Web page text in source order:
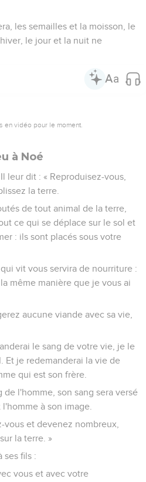
les semailles et la moisson, le
le jour et la nuit ne
en vidéo pour le moment.
à Noé
leur dit : « Reproduisez-vous,
la terre.
de tout animal de la terre,
ce qui se déplace sur le sol et
: ils sont placés sous votre
vit vous servira de nourriture :
même manière que je vous ai
aucune viande avec sa vie,
le sang de votre vie, je le
Et je redemanderai la vie de
qui est son frère.
de l'homme, son sang sera versé
à son image.
vous et devenez nombreux,
la terre. »
ses fils :
vous et avec votre